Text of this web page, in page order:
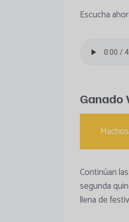
Escucha
Ganado
Continúan
segunda
llena de